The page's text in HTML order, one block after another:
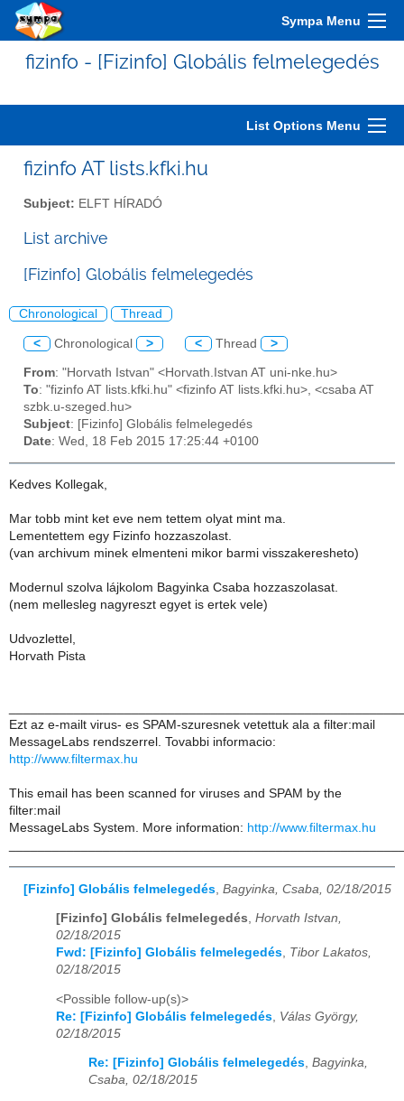
Sympa Menu
fizinfo - [Fizinfo] Globális felmelegedés
List Options Menu
fizinfo AT lists.kfki.hu
Subject: ELFT HÍRADÓ
List archive
[Fizinfo] Globális felmelegedés
Chronological Thread
< Chronological > < Thread >
From: "Horvath Istvan" <Horvath.Istvan AT uni-nke.hu>
To: "fizinfo AT lists.kfki.hu" <fizinfo AT lists.kfki.hu>, <csaba AT
szbk.u-szeged.hu>
Subject: [Fizinfo] Globális felmelegedés
Date: Wed, 18 Feb 2015 17:25:44 +0100
Kedves Kollegak,
Mar tobb mint ket eve nem tettem olyat mint ma.
Lementettem egy Fizinfo hozzaszolast.
(van archivum minek elmenteni mikor barmi visszakeresheto)
Modernul szolva lájkolom Bagyinka Csaba hozzaszolasat.
(nem mellesleg nagyreszt egyet is ertek vele)
Udvozlettel,
Horvath Pista
Ezt az e-mailt virus- es SPAM-szuresnek vetettuk ala a filter:mail
MessageLabs rendszerrel. Tovabbi informacio:
http://www.filtermax.hu
This email has been scanned for viruses and SPAM by the
filter:mail
MessageLabs System. More information: http://www.filtermax.hu
[Fizinfo] Globális felmelegedés Bagyinka, Csaba, 02/18/2015
[Fizinfo] Globális felmelegedés, Horvath Istvan,
02/18/2015
Fwd: [Fizinfo] Globális felmelegedés, Tibor Lakatos,
02/18/2015
<Possible follow-up(s)>
Re: [Fizinfo] Globális felmelegedés Válas György,
02/18/2015
Re: [Fizinfo] Globális felmelegedés, Bagyinka,
Csaba, 02/18/2015